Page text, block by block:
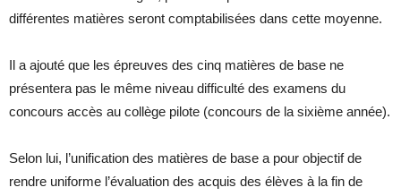
différentes matières seront comptabilisées dans cette moyenne.
Il a ajouté que les épreuves des cinq matières de base ne
présentera pas le même niveau difficulté des examens du
concours accès au collège pilote (concours de la sixième année).
Selon lui, l’unification des matières de base a pour objectif de
rendre uniforme l’évaluation des acquis des élèves à la fin de